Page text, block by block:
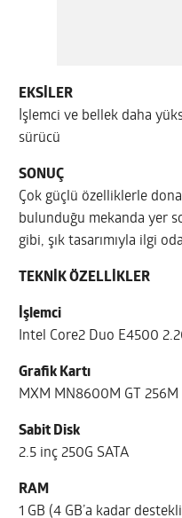
EKSİLER
İşlemci ve bellek daha
sürücü
SONUÇ
Çok güçlü özelliklerle
bulunduğu mekanda yer
gibi, şık tasarımıyla ilgi
TEKNİK ÖZELLİKLER
İşlemci
Intel Core2 Duo E4500
Grafik Kartı
MXM MN8600M GT 256M
Sabit Disk
2.5 inç 250G SATA
RAM
1 GB (4 GB’a kadar